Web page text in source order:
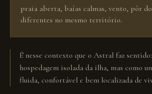
praia aberta, baías calmas, vento, pôr
diferentes no mesmo território.
É nesse contexto que o Astral faz
hospedagem isolada da ilha, mas como
fluida, confortável e bem localizada de